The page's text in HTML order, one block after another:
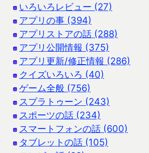
いろいろレビュー (27)
アプリの事 (394)
アプリストアの話 (288)
アプリ公開情報 (375)
アプリ更新/修正情報 (286)
クイズいろいろ (40)
ゲーム全般 (756)
スプラトゥーン (243)
スポーツの話 (234)
スマートフォンの話 (600)
タブレットの話 (105)